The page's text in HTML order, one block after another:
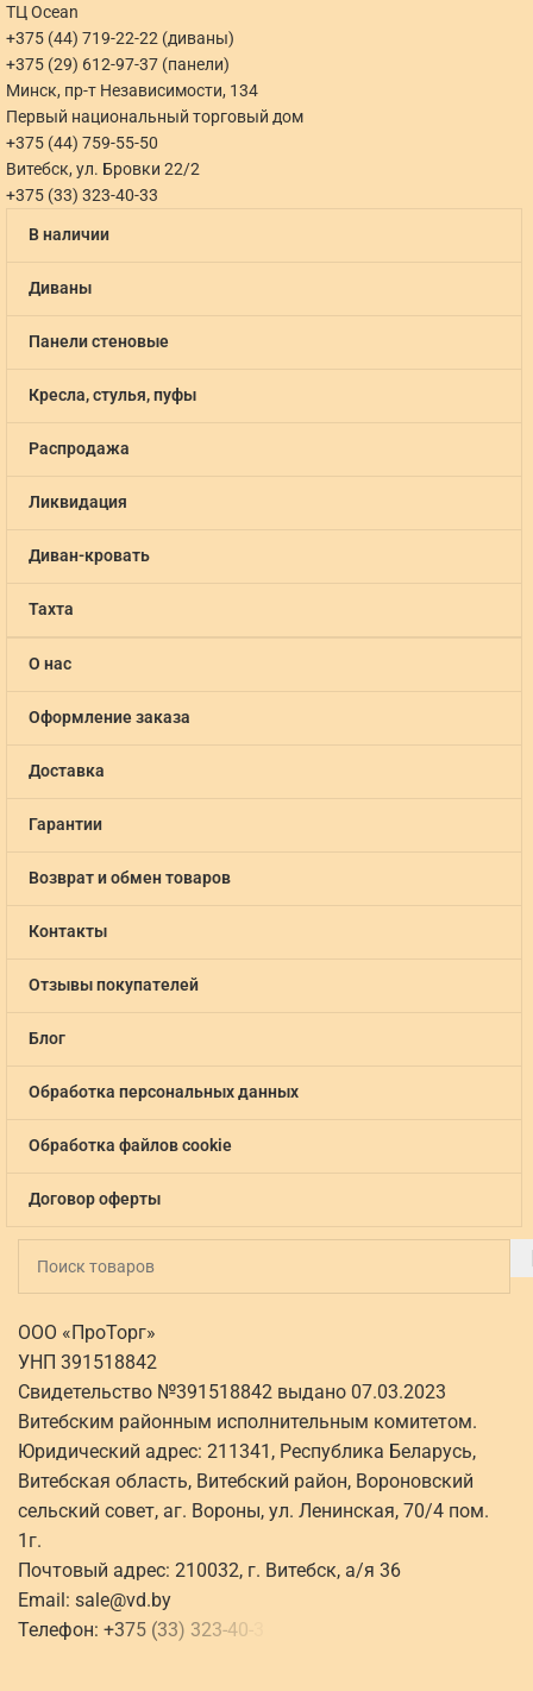
ТЦ Ocean
+375 (44) 719-22-22 (диваны)
+375 (29) 612-97-37 (панели)
Минск, пр-т Независимости, 134
Первый национальный торговый дом
+375 (44) 759-55-50
Витебск, ул. Бровки 22/2
+375 (33) 323-40-33
В наличии
Диваны
Панели стеновые
Кресла, стулья, пуфы
Распродажа
Ликвидация
Диван-кровать
Тахта
О нас
Оформление заказа
Доставка
Гарантии
Возврат и обмен товаров
Контакты
Отзывы покупателей
Блог
Обработка персональных данных
Обработка файлов cookie
Договор оферты
ООО «ПроТорг»
УНП 391518842
Свидетельство №391518842 выдано 07.03.2023
Витебским районным исполнительным комитетом.
Юридический адрес: 211341, Республика Беларусь,
Витебская область, Витебский район, Вороновский
сельский совет, аг. Вороны, ул. Ленинская, 70/4 пом.
1г.
Почтовый адрес: 210032, г. Витебск, а/я 36
Email: sale@vd.by
Телефон: +375 (33) 323-40-